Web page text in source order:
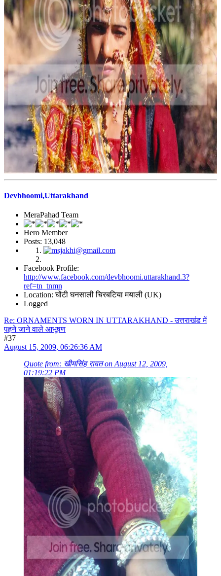
Devbhoomi,Uttarakhand
MeraPahad Team
Hero Member
Posts: 13,048
Facebook Profile:
http://www.facebook.com/devbhoomi.uttarakhand.3?
ref=tn_tnmn
Location: घोंटी घनसाली चिरबटिया मयाली (UK)
Logged
Re: ORNAMENTS WORN IN UTTARAKHAND - उत्तराखंड में
पहने जाने वाले आभूषण
#37
August 15, 2009, 06:26:36 AM
Quote from: खीमसिंह रावत on August 12, 2009,
01:19:22 PM